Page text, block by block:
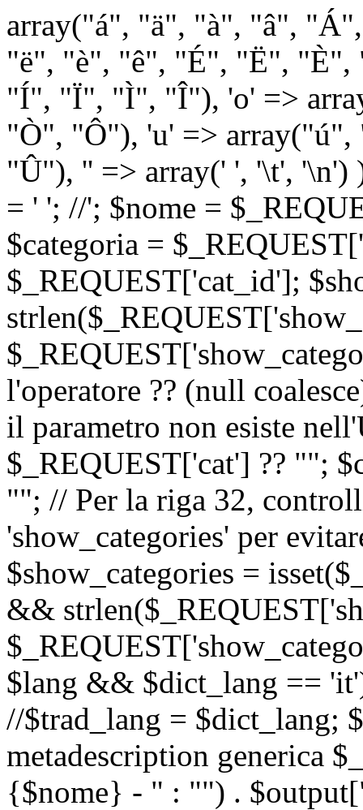
array("á", "ä", "à", "â",
"ë", "è", "ê", "É", "Ë",
"Í", "Ï", "Ì", "Î"), 'o' =>
"Ò", "Ô"), 'u' =>
"Û"), '' => array(' ', '\t',
= ' '; //'; $nome =
$categoria =
$_REQUEST['cat_id'];
l'operatore ?? (null
il parametro non esiste
$_REQUEST['cat'] ?? "";
""; // Per la riga 32,
'show_categories' per
$show_categories =
&&
$lang && $dict_lang ==
//$trad_lang = $dict_lang;
metadescription generica
{$nome} - " : "") .